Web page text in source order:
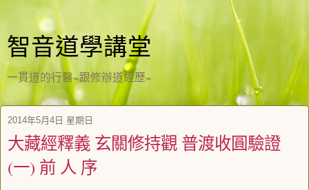
智音道學講堂
一貫道的行醫~跟修辦道經歷~
2014年5月4日 星期日
大藏經釋義 玄關修持觀 普渡收圓驗證
(一) 前 人 序